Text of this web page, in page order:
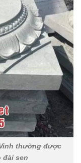
thường được
đài sen